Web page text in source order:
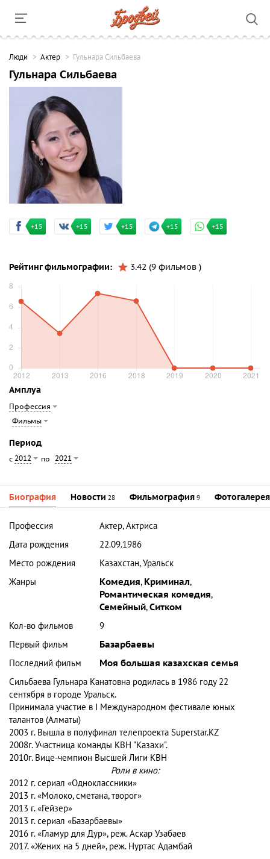
Люди Актер Гульнара Сильбаева
Гульнара Сильбаева
+15 +15 +15 +15 +15
Рейтинг фильмографии: 3.42 (9 фильмов )
Амплуа
Профессия
Фильмы
Период
с 2012 по 2021
Биография Новости 28 Фильмография 9 Фотогалерея
Профессия
Актер, Актриса
Дата рождения
22.09.1986
Место рождения
Казахстан, Уральск
Жанры
Комедия, Криминал,
Романтическая комедия,
Семейный,Ситком
Кол-во фильмов
9
Первый фильм
Базарбаевы
Последний фильм
Моя большая казахская семья
Сильбаева Гульнара Канатовна родилась в 1986 году 22
сентября в городе Уральск.
Принимала участие в I Международном фестивале юных
талантов (Алматы)
2003 г. Вышла в полуфинал телепроекта Superstar.KZ
2008г. Участница команды КВН "Казахи".
2010г. Вице-чемпион Высшей Лиги КВН
Роли в кино:
2012 г. сериал «Одноклассники»
2013 г. «Молоко, сметана, творог»
2013 г. «Гейзер»
2013 г. сериал «Базарбаевы»
2016 г. «Гламур для Дур», реж. Аскар Узабаев
2017. «Жених на 5 дней», реж. Нуртас Адамбай